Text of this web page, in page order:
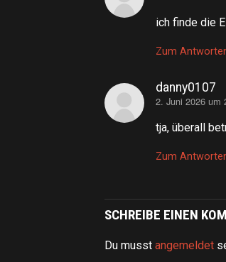
ich finde die
Zum
danny0107
sagt:
2. Juni 2026 um
tja, überall
Zum
SCHREIBE EINEN
Du musst angemeldet